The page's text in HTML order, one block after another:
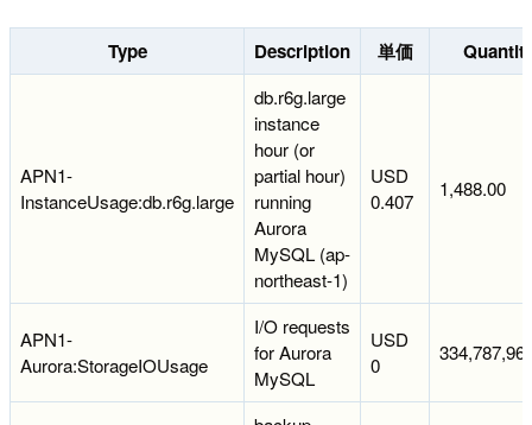
Type Description 単価
APN1-
InstanceUsage:db.r6g.large
db.r6g.large
instance
hour (or
partial hour)
running
Aurora
MySQL (ap-
northeast-1)
USD
0.407
1,488.00
APN1-
Aurora:StorageIOUsage
I/O requests
for Aurora
MySQL
USD
0